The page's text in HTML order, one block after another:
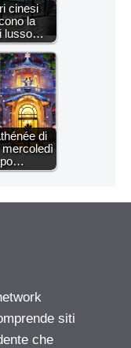
cinesi
la
lusso…
di
siti
che